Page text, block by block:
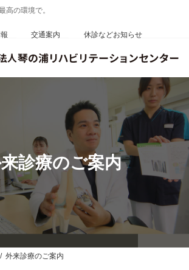
高の環境で。
交通案内 休診などお知らせ
診療のご案内
外来診療のご案内